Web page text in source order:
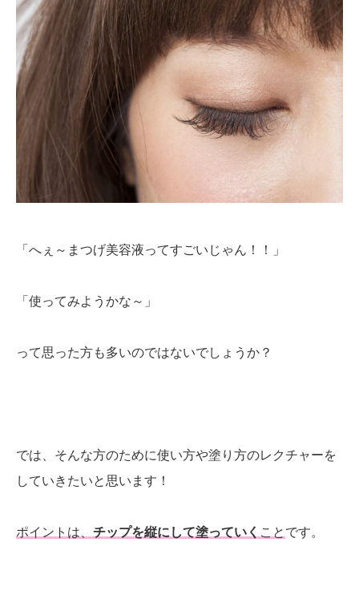
「へぇ～まつげ美容液ってすごいじゃん！！」
「使ってみようかな～」
って思った方も多いのではないでしょうか？
では、そんな方のために使い方や塗り方のレクチャーを
していきたいと思います！
ポイントは、 チップを縦にして塗っていく こと です。